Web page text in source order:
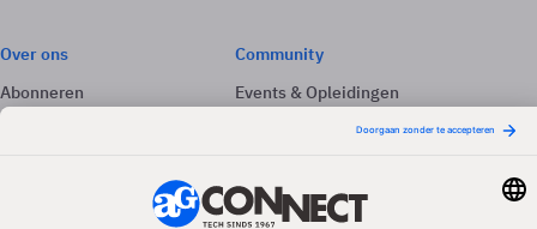
Over ons
Abonneren
Adverteren
Community
Events & Opleidingen